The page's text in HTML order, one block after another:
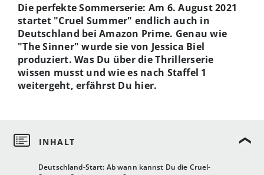
Deutschland-Start: Ab wann kannst Du die Cruel-
Die perfekte Sommerserie: Am 6. August 2021
startet "Cruel Summer" endlich auch in
Deutschland bei Amazon Prime. Genau wie
"The Sinner" wurde sie von Jessica Biel
produziert. Was Du über die Thrillerserie
wissen musst und wie es nach Staffel 1
weitergeht, erfährst Du hier.